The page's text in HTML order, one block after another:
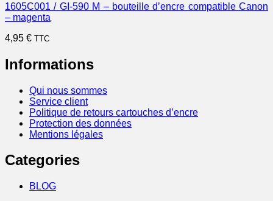
1605C001 / GI-590 M – bouteille d’encre compatible Canon
– magenta
4,95 € TTC
Informations
Qui nous sommes
Service client
Politique de retours cartouches d’encre
Protection des données
Mentions légales
Categories
BLOG